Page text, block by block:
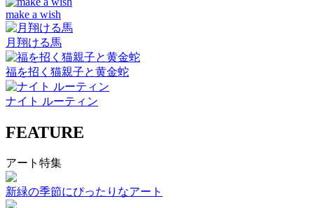
make a wish
月翔ける馬
福を招く猫親子と黄金蛇
ナイト ルーティン
FEATURE
アート特集
新緑の季節にぴったりなアート